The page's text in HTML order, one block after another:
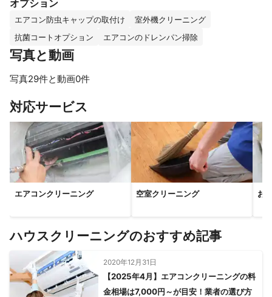
オプション
エアコン防虫キャップの取付け
室外機クリーニング
抗菌コートオプション
エアコンのドレンパン掃除
写真と動画
写真29件と動画0件
対応サービス
エアコンクリーニング 空室クリーニング お
ハウスクリーニングのおすすめ記事
2020年12月31日
【2025年4月】エアコンクリーニングの料
金相場は7,000円～が目安！業者の選び方